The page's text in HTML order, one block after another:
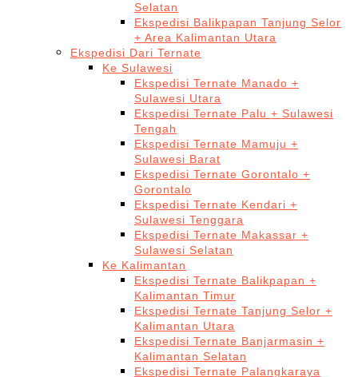
Selatan
Ekspedisi Balikpapan Tanjung Selor
+ Area Kalimantan Utara
Ekspedisi Dari Ternate
Ke Sulawesi
Ekspedisi Ternate Manado +
Sulawesi Utara
Ekspedisi Ternate Palu + Sulawesi
Tengah
Ekspedisi Ternate Mamuju +
Sulawesi Barat
Ekspedisi Ternate Gorontalo +
Gorontalo
Ekspedisi Ternate Kendari +
Sulawesi Tenggara
Ekspedisi Ternate Makassar +
Sulawesi Selatan
Ke Kalimantan
Ekspedisi Ternate Balikpapan +
Kalimantan Timur
Ekspedisi Ternate Tanjung Selor +
Kalimantan Utara
Ekspedisi Ternate Banjarmasin +
Kalimantan Selatan
Ekspedisi Ternate Palangkaraya